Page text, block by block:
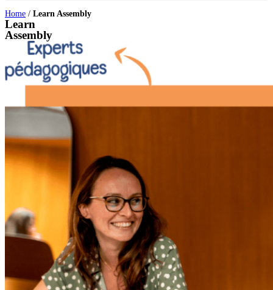
Home / Learn Assembly
Learn
Assembly